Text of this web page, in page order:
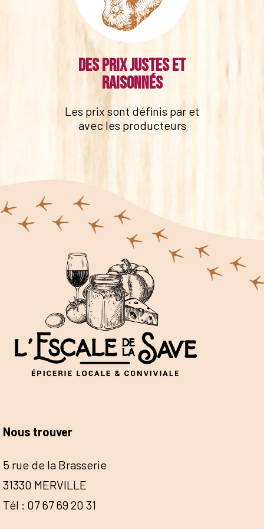
Des prix justes et
raisonnés
Les prix sont définis par et
avec les producteurs
Nous trouver
5 rue de la Brasserie
31330 MERVILLE
Tél : 07 67 69 20 31